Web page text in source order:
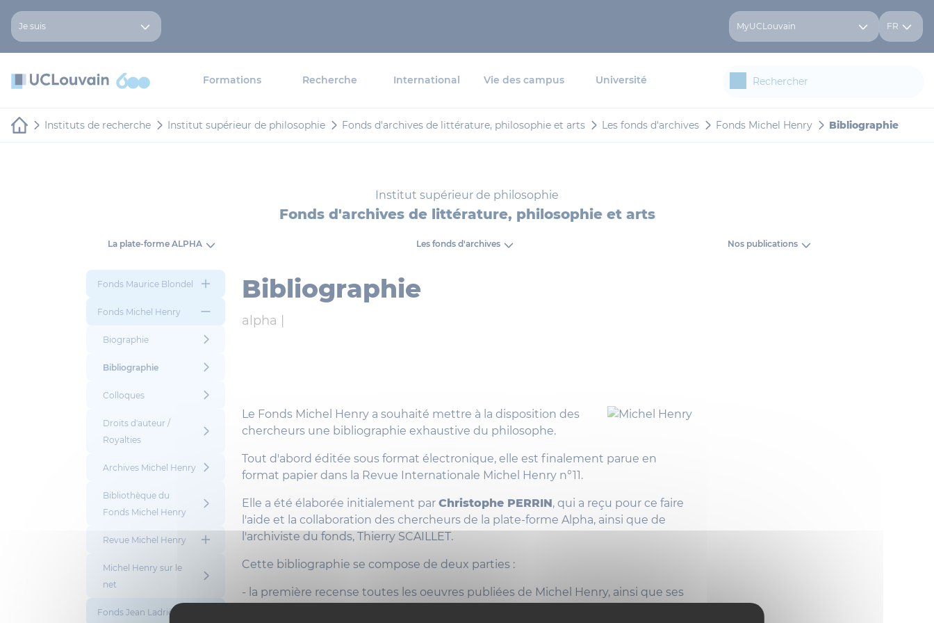
Panneau de gestion des cookies
Je suis MyUCLouvain FR
Formations Recherche International Vie des campus Université
Instituts de recherche Institut supérieur de philosophie Fonds d'archives de littérature, philosophie et arts Les fonds d'archives Fonds Michel Henry Bibliographie
Institut supérieur de philosophie
Fonds d'archives de littérature, philosophie et arts
La plate-forme ALPHA Les fonds d'archives Nos publications
Fonds Maurice Blondel
Fonds Michel Henry
Biographie
Bibliographie
Colloques
Droits d'auteur /
Royalties
Archives Michel Henry
Bibliothèque du
Fonds Michel Henry
Revue Michel Henry
Michel Henry sur le
net
Fonds Jean Ladrière
Bibliographie
alpha |
Le Fonds Michel Henry a souhaité mettre à la disposition des
chercheurs une bibliographie exhaustive du philosophe.
Tout d'abord éditée sous format électronique, elle est finalement parue en
format papier dans la Revue Internationale Michel Henry n°11.
Elle a été élaborée initialement par Christophe PERRIN, qui a reçu pour ce faire
l'aide et la collaboration des chercheurs de la plate-forme Alpha, ainsi que de
l'archiviste du fonds, Thierry SCAILLET.
Cette bibliographie se compose de deux parties :
- la première recense toutes les oeuvres publiées de Michel Henry, ainsi que ses